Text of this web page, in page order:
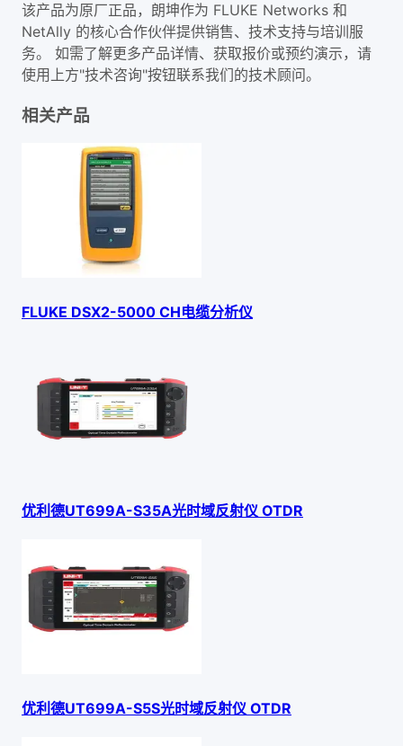
该产品为原厂正品，朗坤作为 FLUKE Networks 和
NetAlly 的核心合作伙伴提供销售、技术支持与培训服
务。 如需了解更多产品详情、获取报价或预约演示，请
使用上方"技术咨询"按钮联系我们的技术顾问。
相关产品
FLUKE DSX2-5000 CH电缆分析仪
优利德UT699A-S35A光时域反射仪 OTDR
优利德UT699A-S5S光时域反射仪 OTDR